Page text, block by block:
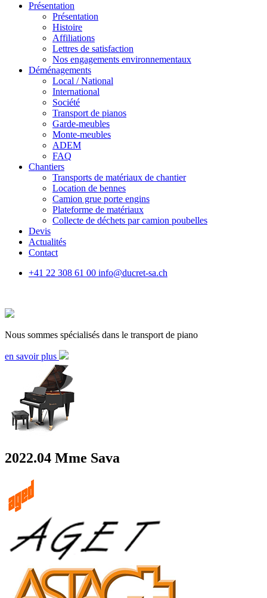
Présentation
Présentation
Histoire
Affiliations
Lettres de satisfaction
Nos engagements environnementaux
Déménagements
Local / National
International
Société
Transport de pianos
Garde-meubles
Monte-meubles
ADEM
FAQ
Chantiers
Transports de matériaux de chantier
Location de bennes
Camion grue porte engins
Plateforme de matériaux
Collecte de déchets par camion poubelles
Devis
Actualités
Contact
+41 22 308 61 00 info@ducret-sa.ch
Nous sommes spécialisés dans le transport de piano
en savoir plus
2022.04 Mme Sava